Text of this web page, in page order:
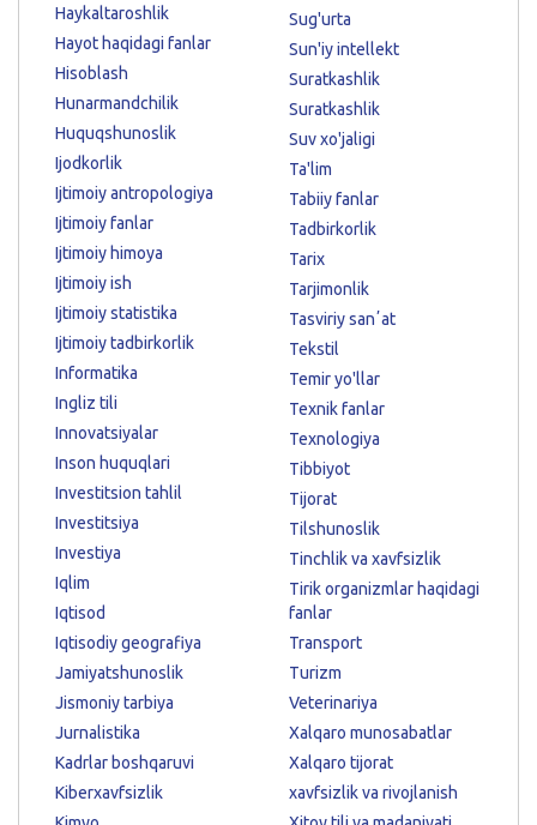
Haykaltaroshlik
Hayot haqidagi fanlar
Hisoblash
Hunarmandchilik
Huquqshunoslik
Ijodkorlik
Ijtimoiy antropologiya
Ijtimoiy fanlar
Ijtimoiy himoya
Ijtimoiy ish
Ijtimoiy statistika
Ijtimoiy tadbirkorlik
Informatika
Ingliz tili
Innovatsiyalar
Inson huquqlari
Investitsion tahlil
Investitsiya
Investiya
Iqlim
Iqtisod
Iqtisodiy geografiya
Jamiyatshunoslik
Jismoniy tarbiya
Jurnalistika
Kadrlar boshqaruvi
Kiberxavfsizlik
Sug'urta
Sun'iy intellekt
Suratkashlik
Suratkashlik
Suv xo'jaligi
Ta'lim
Tabiiy fanlar
Tadbirkorlik
Tarix
Tarjimonlik
Tasviriy sanʼat
Tekstil
Temir yo'llar
Texnik fanlar
Texnologiya
Tibbiyot
Tijorat
Tilshunoslik
Tinchlik va xavfsizlik
Tirik organizmlar haqidagi
fanlar
Transport
Turizm
Veterinariya
Xalqaro munosabatlar
Xalqaro tijorat
xavfsizlik va rivojlanish